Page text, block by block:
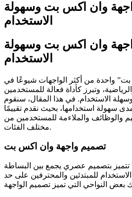
وان اكس بت وسهولة
الاستخدام
وان اكس بت وسهولة
الاستخدام
واحدة من أكثر الواجهات شيوعًا في
وتبرز كأداة فعالة للمستخدمين
الاستخدام. في هذا المقال، سنقوم
سهولة استخدامها، بحيث نقدم تقييمًا
والوظائف والملاءمة للمستخدمين من
مختلف الفئات.
تصميم واجهة وان اكس بت
بتصميم عصري يجمع بين البساطة
للمبتدئين والمحترفين على حد